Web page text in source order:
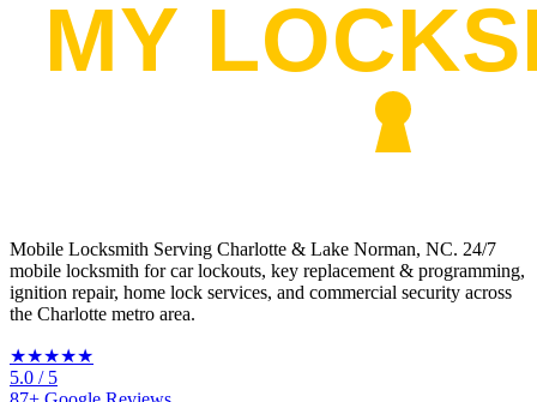
Mobile Locksmith Serving Charlotte & Lake Norman, NC. 24/7
mobile locksmith for car lockouts, key replacement & programming,
ignition repair, home lock services, and commercial security across
the Charlotte metro area.
★★★★★
5.0 / 5